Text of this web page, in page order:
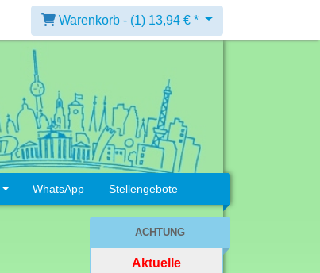
Warenkorb - (1) 13,94 € *
WhatsApp Stellengebote
ACHTUNG
Aktuelle